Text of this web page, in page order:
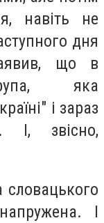
навіть не
дня
що в
яка
і зараз
І, звісно,
словацького
І